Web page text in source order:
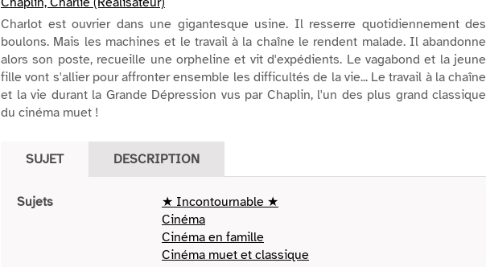
Charlot est ouvrier dans une gigantesque usine. Il resserre quotidiennement des
boulons. Mais les machines et le travail à la chaîne le rendent malade. Il abandonne
alors son poste, recueille une orpheline et vit d'expédients. Le vagabond et la jeune
fille vont s'allier pour affronter ensemble les difficultés de la vie... Le travail à la chaîne
et la vie durant la Grande Dépression vus par Chaplin, l'un des plus grand classique
du cinéma muet !
SUJET DESCRIPTION
Sujets
★ Incontournable ★
Cinéma
Cinéma en famille
Cinéma muet et classique